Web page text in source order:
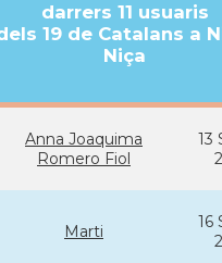
darrers 11 usuaris
19 de Catalans a
Niça
Anna Joaquima
Romero Fiol
13
Marti
16